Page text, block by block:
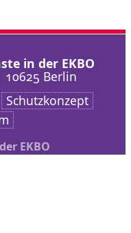
in der EKBO
Berlin
Schutzkonzept
EKBO